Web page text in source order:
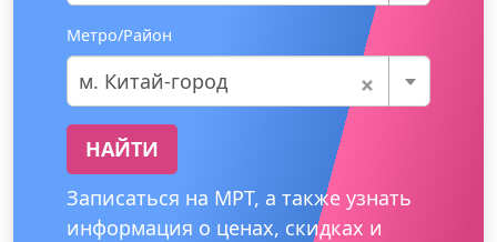
Метро/Район
×
м. Китай-город
НАЙТИ
Записаться на МРТ, а также узнать
информация о ценах, скидках и